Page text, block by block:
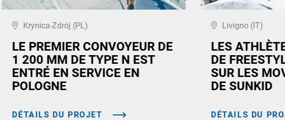
Krynica-Zdrój (PL)
LE PREMIER CONVOYEUR DE
1 200 MM DE TYPE N EST
ENTRÉ EN SERVICE EN
POLOGNE
DÉTAILS DU PROJET
Livigno (IT)
LES
DE
SUR LES
DE SUNKID
DÉTAILS DU